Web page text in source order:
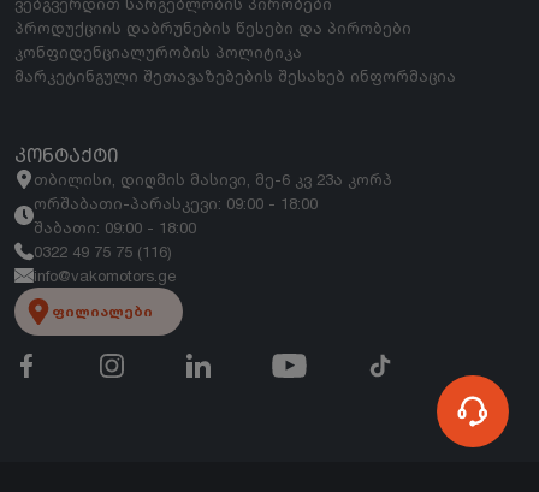
პროდუქციის დაბრუნების წესები და პირობები
კონფიდენციალურობის პოლიტიკა
მარკეტინგული შეთავაზებების შესახებ ინფორმაცია
ᲙᲝᲜᲢᲐᲥᲢᲘ
თბილისი, დიღმის მასივი, მე-6 კვ 23ა კორპ
ორშაბათი-პარასკევი: 09:00 - 18:00
შაბათი: 09:00 - 18:00
0322 49 75 75 (116)
info@vakomotors.ge
ფილიალები